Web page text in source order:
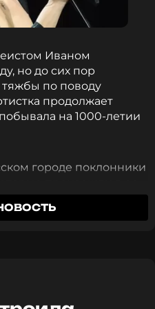
матери, которая
ее ребенка.
чтобы
Иваном
но до сих пор
по поводу
продолжает
на 1000-летии
городе поклонники
музея деревянного
для слухов о
старинных зданий, и